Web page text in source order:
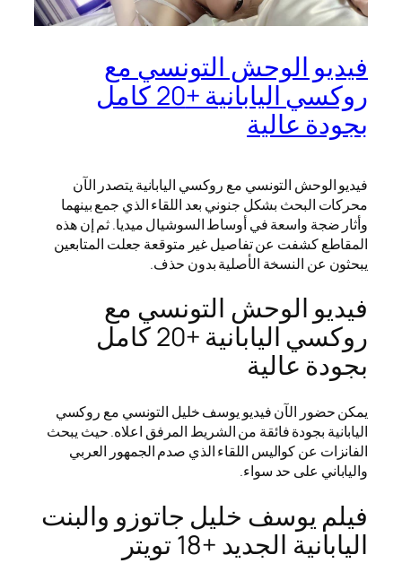
فيديو الوحش التونسي مع
روكسي اليابانية +20 كامل
بجودة عالية
فيديو الوحش التونسي مع روكسي اليابانية يتصدر الآن
محركات البحث بشكل جنوني بعد اللقاء الذي جمع بينهما
وأثار ضجة واسعة في أوساط السوشيال ميديا. ثم إن هذه
المقاطع كشفت عن تفاصيل غير متوقعة جعلت المتابعين
يبحثون عن النسخة الأصلية بدون حذف.
فيديو الوحش التونسي مع
روكسي اليابانية +20 كامل
بجودة عالية
يمكن حضور الآن فيديو يوسف خليل التونسي مع روكسي
اليابانية بجودة فائقة من الشريط المرفق اعلاه. حيث يبحث
الفانزات عن كواليس اللقاء الذي صدم الجمهور العربي
والياباني على حد سواء.
فيلم يوسف خليل جاتوزو والبنت
اليابانية الجديد +18 تويتر